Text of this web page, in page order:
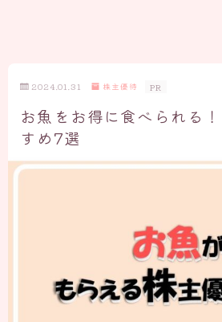
2024.01.31 株主優待 PR
お魚をお得に食べられる
すめ7選